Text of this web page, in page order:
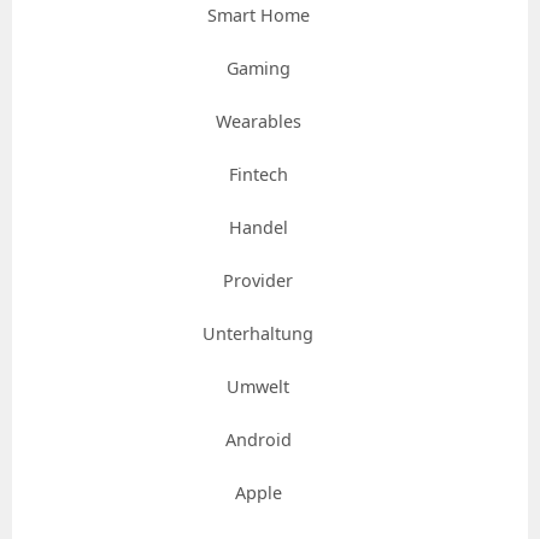
Smart Home
Gaming
Wearables
Fintech
Handel
Provider
Unterhaltung
Umwelt
Android
Apple